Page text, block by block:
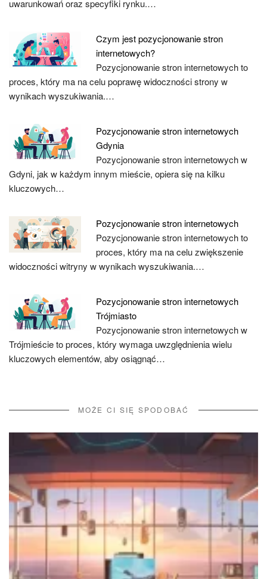
uwarunkowań oraz specyfiki rynku.…
Czym jest pozycjonowanie stron
internetowych?
Pozycjonowanie stron internetowych to
proces, który ma na celu poprawę widoczności strony w
wynikach wyszukiwania.…
Pozycjonowanie stron internetowych
Gdynia
Pozycjonowanie stron internetowych w
Gdyni, jak w każdym innym mieście, opiera się na kilku
kluczowych…
Pozycjonowanie stron internetowych
Pozycjonowanie stron internetowych to
proces, który ma na celu zwiększenie
widoczności witryny w wynikach wyszukiwania.…
Pozycjonowanie stron internetowych
Trójmiasto
Pozycjonowanie stron internetowych w
Trójmieście to proces, który wymaga uwzględnienia wielu
kluczowych elementów, aby osiągnąć…
MOŻE CI SIĘ SPODOBAĆ